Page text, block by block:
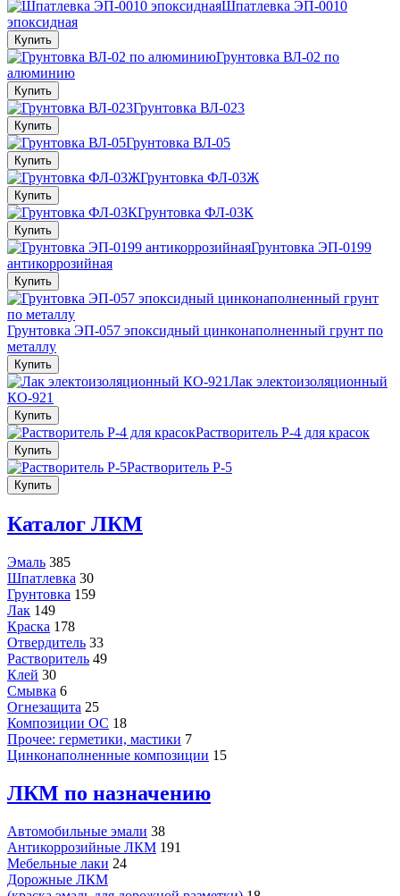
Шпатлевка ЭП-0010
эпоксидная
Купить
Грунтовка ВЛ-02 по
алюминию
Купить
Грунтовка ВЛ-023
Купить
Грунтовка ВЛ-05
Купить
Грунтовка ФЛ-03Ж
Купить
Грунтовка ФЛ-03К
Купить
Грунтовка ЭП-0199
антикоррозийная
Купить
Грунтовка ЭП-057 эпоксидный цинконаполненный грунт по
металлу
Купить
Лак электоизоляционный
КО-921
Купить
Растворитель Р-4 для красок
Купить
Растворитель Р-5
Купить
Каталог ЛКМ
Эмаль 385
Шпатлевка 30
Грунтовка 159
Лак 149
Краска 178
Отвердитель 33
Растворитель 49
Клей 30
Смывка 6
Огнезащита 25
Композиции ОС 18
Прочее: герметики, мастики 7
Цинконаполненные композиции 15
ЛКМ по назначению
Автомобильные эмали 38
Антикоррозийные ЛКМ 191
Мебельные лаки 24
Дорожные ЛКМ